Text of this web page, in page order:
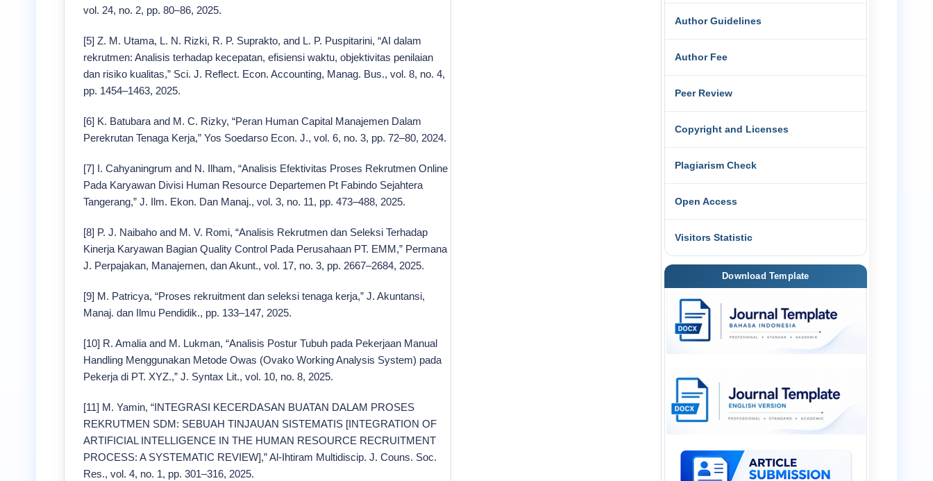
vol. 24, no. 2, pp. 80–86, 2025.
[5] Z. M. Utama, L. N. Rizki, R. P. Suprakto, and L. P. Puspitarini, “AI dalam
rekrutmen: Analisis terhadap kecepatan, efisiensi waktu, objektivitas penilaian
dan risiko kualitas,” Sci. J. Reflect. Econ. Accounting, Manag. Bus., vol. 8, no. 4,
pp. 1454–1463, 2025.
[6] K. Batubara and M. C. Rizky, “Peran Human Capital Manajemen Dalam
Perekrutan Tenaga Kerja,” Yos Soedarso Econ. J., vol. 6, no. 3, pp. 72–80, 2024.
[7] I. Cahyaningrum and N. Ilham, “Analisis Efektivitas Proses Rekrutmen Online
Pada Karyawan Divisi Human Resource Departemen Pt Fabindo Sejahtera
Tangerang,” J. Ilm. Ekon. Dan Manaj., vol. 3, no. 11, pp. 473–488, 2025.
[8] P. J. Naibaho and M. V. Romi, “Analisis Rekrutmen dan Seleksi Terhadap
Kinerja Karyawan Bagian Quality Control Pada Perusahaan PT. EMM,” Permana
J. Perpajakan, Manajemen, dan Akunt., vol. 17, no. 3, pp. 2667–2684, 2025.
[9] M. Patricya, “Proses rekruitment dan seleksi tenaga kerja,” J. Akuntansi,
Manaj. dan Ilmu Pendidik., pp. 133–147, 2025.
[10] R. Amalia and M. Lukman, “Analisis Postur Tubuh pada Pekerjaan Manual
Handling Menggunakan Metode Owas (Ovako Working Analysis System) pada
Pekerja di PT. XYZ.,” J. Syntax Lit., vol. 10, no. 8, 2025.
[11] M. Yamin, “INTEGRASI KECERDASAN BUATAN DALAM PROSES
REKRUTMEN SDM: SEBUAH TINJAUAN SISTEMATIS [INTEGRATION OF
ARTIFICIAL INTELLIGENCE IN THE HUMAN RESOURCE RECRUITMENT
PROCESS: A SYSTEMATIC REVIEW],” Al-Ihtiram Multidiscip. J. Couns. Soc.
Res., vol. 4, no. 1, pp. 301–316, 2025.
Author Guidelines
Author Fee
Peer Review
Copyright and Licenses
Plagiarism Check
Open Access
Visitors Statistic
Download Template